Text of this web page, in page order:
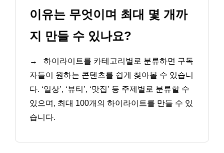
이유는 무엇이며 최대 몇 개까
지 만들 수 있나요?
→
하이라이트를 카테고리별로 분류하면 구독
자들이 원하는 콘텐츠를 쉽게 찾아볼 수 있습니
다. ‘일상’, ‘뷰티’, ‘맛집’ 등 주제별로 분류할 수
있으며, 최대 100개의 하이라이트를 만들 수 있
습니다.